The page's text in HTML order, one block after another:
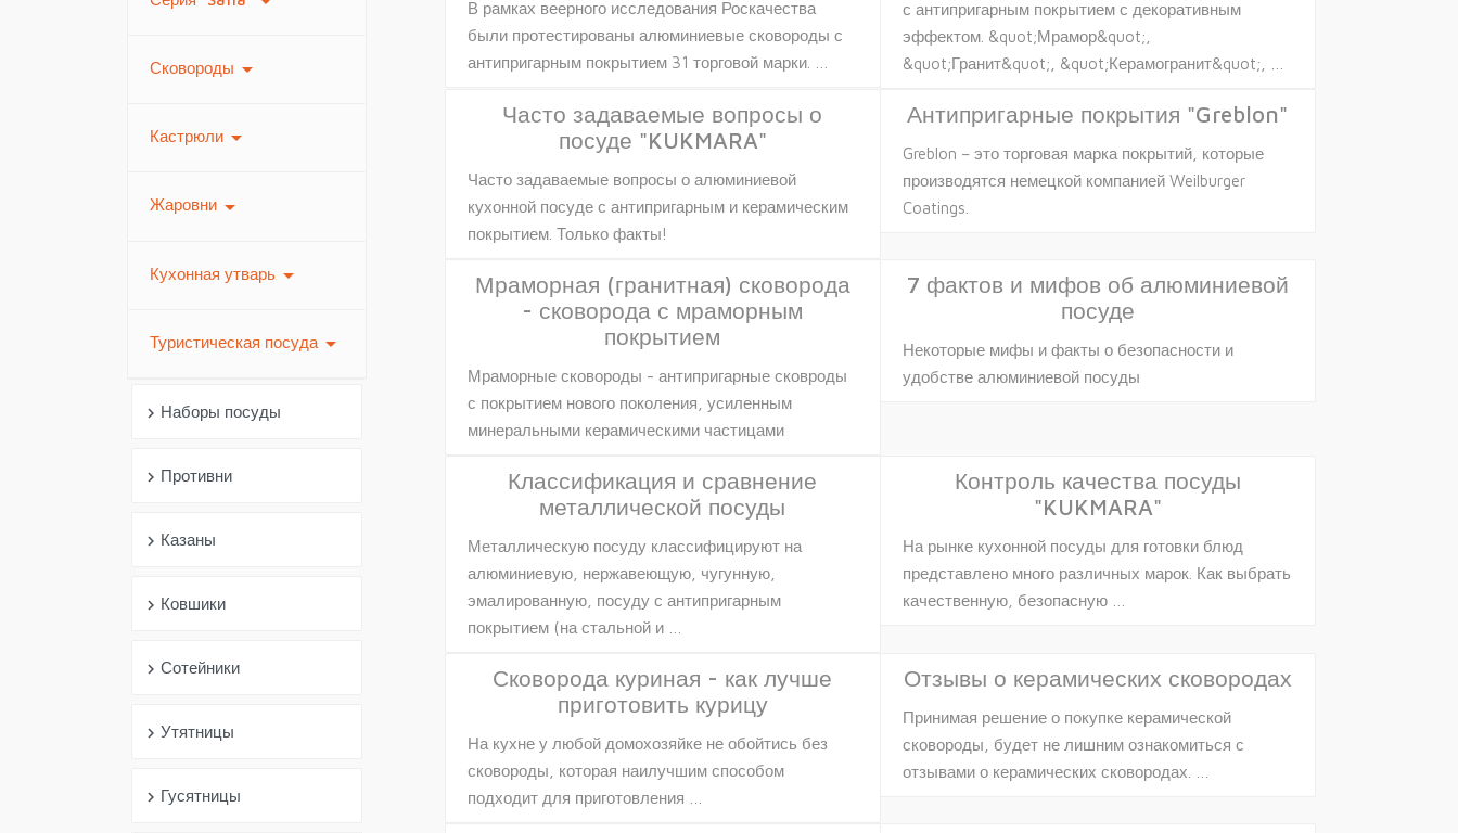
Сковороды arrow_drop_down
Кастрюли arrow_drop_down
Жаровни arrow_drop_down
Кухонная утварь arrow_drop_down
Туристическая посудаarrow_drop_down
chevron_right Наборы посуды
chevron_right Противни
chevron_right Казаны
chevron_right Ковшики
chevron_right Сотейники
chevron_right Утятницы
chevron_right Гусятницы
В рамках веерного исследования Роскачества
были протестированы алюминиевые сковороды с
антипригарным покрытием 31 торговой марки. …
с антипригарным покрытием с декоративным
эффектом. &quot;Мрамор&quot;,
&quot;Гранит&quot;, &quot;Керамогранит&quot;, …
Часто задаваемые вопросы о
посуде "KUKMARA"
Часто задаваемые вопросы о алюминиевой
кухонной посуде с антипригарным и керамическим
покрытием. Только факты!
Антипригарные покрытия "Greblon"
Greblon – это торговая марка покрытий, которые
производятся немецкой компанией Weilburger
Coatings.
Мраморная (гранитная) сковорода
- сковорода с мраморным
покрытием
Мраморные сковороды - антипригарные сковроды
с покрытием нового поколения, усиленным
минеральными керамическими частицами
7 фактов и мифов об алюминиевой
посуде
Некоторые мифы и факты о безопасности и
удобстве алюминиевой посуды
Классификация и сравнение
металлической посуды
Металлическую посуду классифицируют на
алюминиевую, нержавеющую, чугунную,
эмалированную, посуду с антипригарным
покрытием (на стальной и …
Контроль качества посуды
"KUKMARA"
На рынке кухонной посуды для готовки блюд
представлено много различных марок. Как выбрать
качественную, безопасную …
Сковорода куриная - как лучше
приготовить курицу
На кухне у любой домохозяйке не обойтись без
сковороды, которая наилучшим способом
подходит для приготовления …
Отзывы о керамических сковородах
Принимая решение о покупке керамической
сковороды, будет не лишним ознакомиться с
отзывами о керамических сковородах. …